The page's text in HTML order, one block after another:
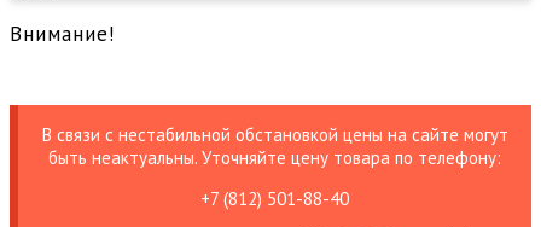
Внимание!
В связи с нестабильной обстановкой цены на сайте могут
быть неактуальны. Уточняйте цену товара по телефону:
+7 (812) 501-88-40